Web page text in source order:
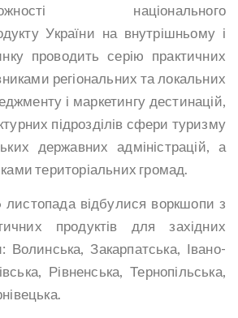
національного
України на внутрішньому і
проводить серію практичних
регіональних та локальних
і маркетингу дестинацій,
підрозділів сфери туризму
державних адміністрацій, а
територіальних громад.
відбулися воркшопи з
продуктів для західних
Волинська, Закарпатська, Івано-
Рівненська, Тернопільська,